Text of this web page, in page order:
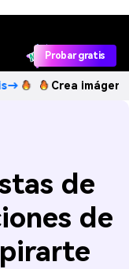
Probar gratis
Crea imágenes IA
de
de